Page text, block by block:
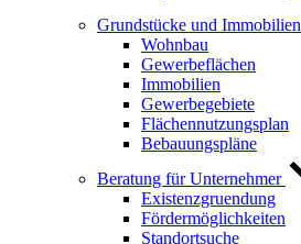
Grundstücke und Immobilien
Wohnbau
Gewerbeflächen
Immobilien
Gewerbegebiete
Flächennutzungsplan
Bebauungspläne
Beratung für Unternehmer
Existenzgruendung
Fördermöglichkeiten
Standortsuche